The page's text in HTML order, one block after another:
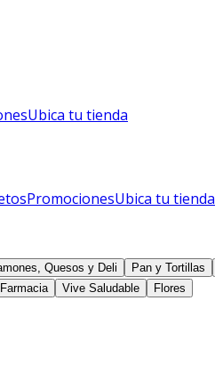
Ubica tu tienda
PromocionesUbica tu tienda
Quesos y Deli Pan y Tortillas
Farmacia Vive Saludable Flores